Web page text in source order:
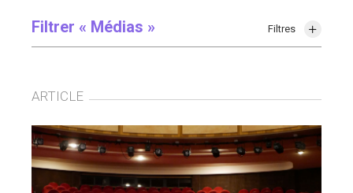
Filtrer « Médias » Filtres
ARTICLE